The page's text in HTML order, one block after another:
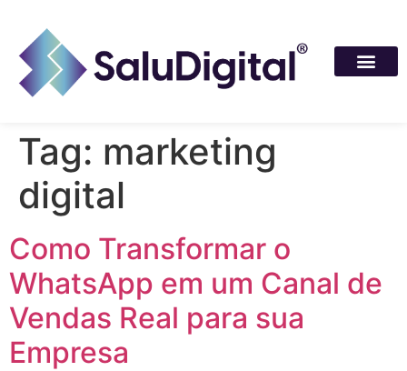
Tag: marketing
digital
Como Transformar o
WhatsApp em um Canal de
Vendas Real para sua
Empresa